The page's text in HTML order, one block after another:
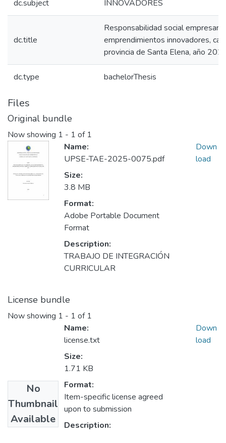
dc.subject INNOVADORES
dc.title
Responsabilidad social
emprendimientos innovadores,
provincia de Santa Elena, año
dc.type bachelorThesis
Files
Original bundle
Now showing 1 - 1 of 1
Name:
UPSE-TAE-2025-0075.pdf
Size:
3.8 MB
Format:
Adobe Portable Document
Format
Description:
TRABAJO DE INTEGRACIÓN
CURRICULAR
Down
load
License bundle
Now showing 1 - 1 of 1
No
Thumbnail
Available
Name:
license.txt
Size:
1.71 KB
Format:
Item-specific license agreed
upon to submission
Description:
Down
load